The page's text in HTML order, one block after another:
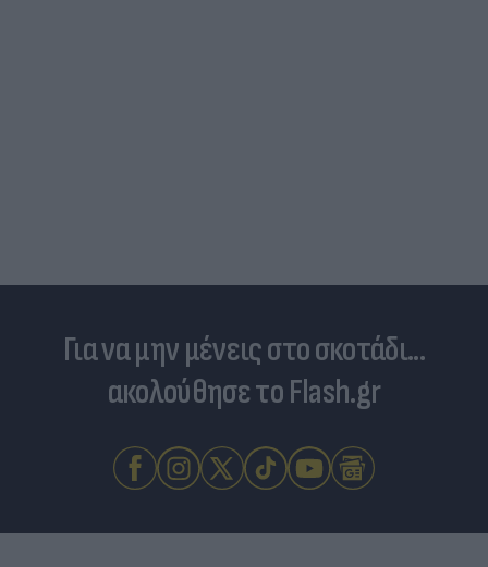
Για να μην μένεις στο σκοτάδι...
ακολούθησε το Flash.gr